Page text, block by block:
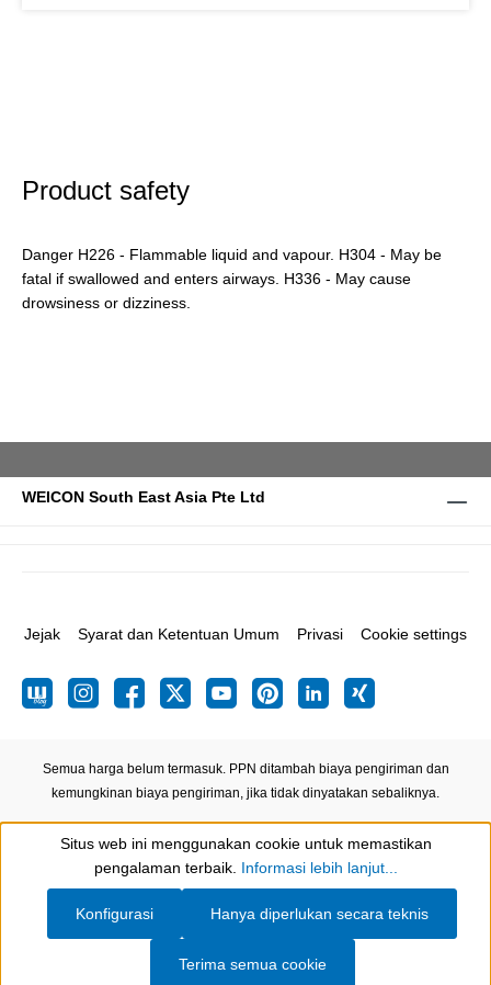
Product safety
Danger H226 - Flammable liquid and vapour. H304 - May be
fatal if swallowed and enters airways. H336 - May cause
drowsiness or dizziness.
WEICON South East Asia Pte Ltd
Jejak Syarat dan Ketentuan Umum Privasi Cookie settings
Semua harga belum termasuk. PPN ditambah biaya pengiriman dan
kemungkinan biaya pengiriman, jika tidak dinyatakan sebaliknya.
Show toolbar
Situs web ini menggunakan cookie untuk memastikan
pengalaman terbaik. Informasi lebih lanjut...
Hanya diperlukan secara teknis
Konfigurasi
Terima semua cookie